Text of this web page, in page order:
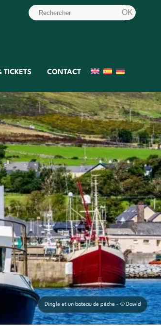
TICKETS CONTACT
Dingle et un bateau de pêche - © Dawid